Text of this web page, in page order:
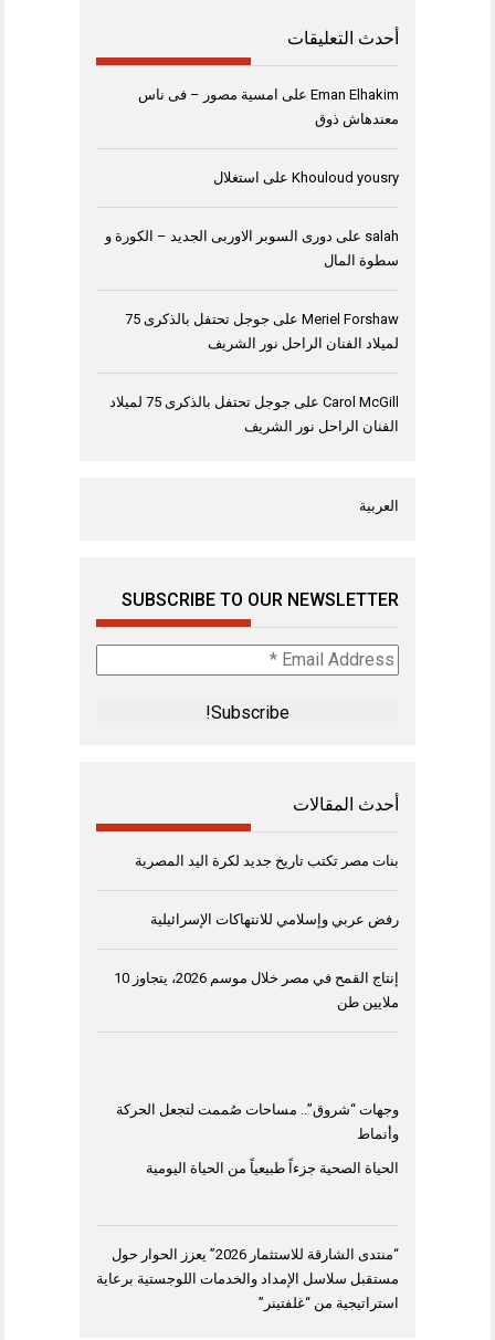
أحدث التعليقات
Eman Elhakim على امسية مصور – فى ناس
معندهاش ذوق
Khouloud yousry على استغلال
salah على دورى السوبر الاوربى الجديد – الكورة و
سطوة المال
Meriel Forshaw على
جوجل تحتفل بالذكرى 75
لميلاد الفنان الراحل نور الشريف
Carol McGill على
جوجل تحتفل بالذكرى 75 لميلاد
الفنان الراحل نور الشريف
العربية
SUBSCRIBE TO OUR NEWSLETTER
Email
Address
أحدث المقالات
بنات مصر تكتب تاريخ جديد لكرة اليد المصرية
رفض عربي وإسلامي للانتهاكات الإسرائيلية
إنتاج القمح في مصر خلال موسم 2026، يتجاوز 10
ملايين طن
وجهات “شروق”.. مساحات صُممت لتجعل الحركة
وأنماط
الحياة الصحية جزءاً طبيعياً من الحياة اليومية
“منتدى الشارقة للاستثمار 2026” يعزز الحوار حول
مستقبل سلاسل الإمداد والخدمات اللوجستية برعاية
استراتيجية من “غلفتينر”